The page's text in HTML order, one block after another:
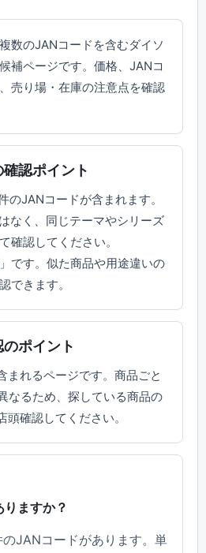
数のJANコードを含むダイソ
補ページです。価格、JANコ
売り場・在庫の注意点を確認
認ポイント
のJANコードが含まれます。
なく、同じテーマやシリーズ
確認してください。
です。似た商品や用途違いの
できます。
ポイント
まれるページです。商品ごと
なるため、探している商品の
確認してください。
ますか？
JANコードがあります。単